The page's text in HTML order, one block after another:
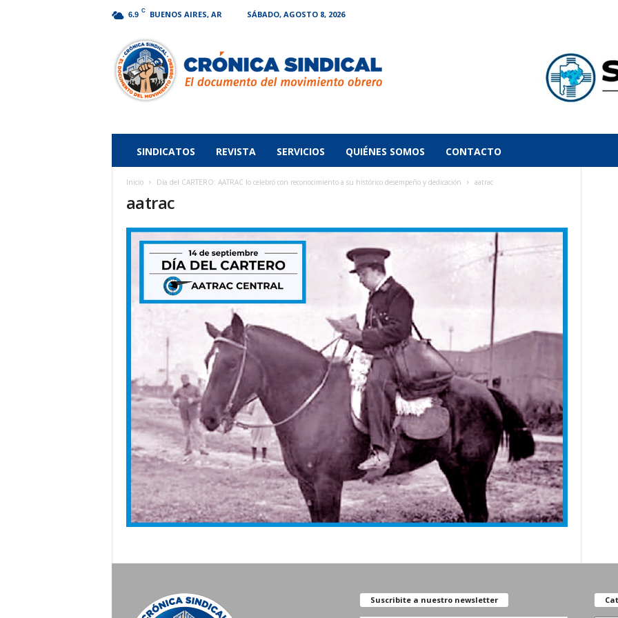
6.9 C BUENOS AIRES, AR SÁBADO, AGOSTO 8, 2026
Sindical
SINDICATOS REVISTA SERVICIOS QUIÉNES SOMOS CONTACTO
Inicio Día del CARTERO: AATRAC lo celebró con reconocimiento a su histórico desempeño y dedicación aatrac
aatrac
Suscribite a nuestro newsletter